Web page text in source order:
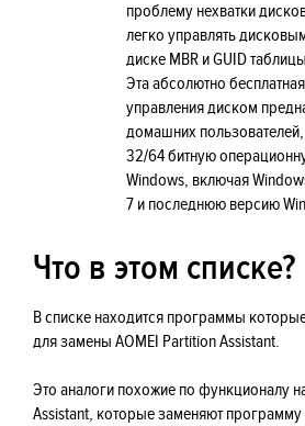
проблему нехватки
легко управлять
диске MBR и GUID
Эта абсолютно
управления диском
домашних
32/64 битную
Windows, включая
7 и последнюю версию
Что в этом списке?
В списке находится программы
для замены AOMEI Partition Assistant.
Это аналоги похожие по функционалу
Assistant, которые заменяют программу